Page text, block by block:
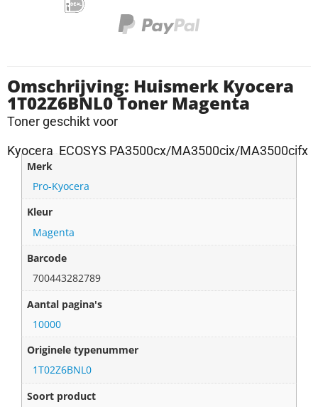
Omschrijving: Huismerk Kyocera
1T02Z6BNL0 Toner Magenta
Toner geschikt voor
Kyocera ECOSYS PA3500cx/MA3500cix/MA3500cifx
Merk
Pro-Kyocera
Kleur
Magenta
Barcode
700443282789
Aantal pagina's
10000
Originele typenummer
1T02Z6BNL0
Soort product